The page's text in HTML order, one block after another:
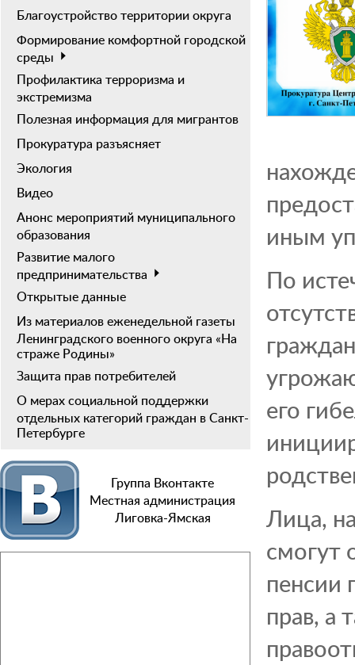
Благоустройство территории округа
Формирование комфортной городской
среды
Профилактика терроризма и
экстремизма
Полезная информация для мигрантов
Прокуратура разъясняет
Экология
Видео
Анонс мероприятий муниципального
образования
Развитие малого
предпринимательства
Открытые данные
Из материалов еженедельной газеты
Ленинградского военного округа «На
страже Родины»
Защита прав потребителей
О мерах социальной поддержки
отдельных категорий граждан в Санкт-
Петербурге
Группа Вконтакте
Местная администрация
Лиговка-Ямская
иным
По
его
Лица,
смогут
пенсии
прав, а